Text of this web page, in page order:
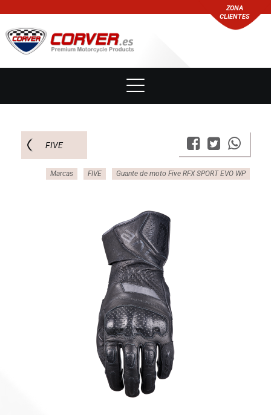
ZONA
CLIENTES
FIVE
Marcas FIVE Guante de moto Five RFX SPORT EVO WP